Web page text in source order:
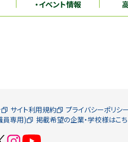
・イベント情報
サイト利用規約
プライバシーポリシ
員専用)
掲載希望の企業・学校様はこ